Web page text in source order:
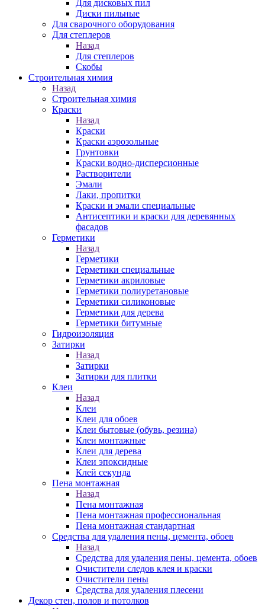
Для дисковых пил
Диски пильные
Для сварочного оборудования
Для степлеров
Назад
Для степлеров
Скобы
Строительная химия
Назад
Строительная химия
Краски
Назад
Краски
Краски аэрозольные
Грунтовки
Краски водно-дисперсионные
Растворители
Эмали
Лаки, пропитки
Краски и эмали специальные
Антисептики и краски для деревянных
фасадов
Герметики
Назад
Герметики
Герметики специальные
Герметики акриловые
Герметики полиуретановые
Герметики силиконовые
Герметики для дерева
Герметики битумные
Гидроизоляция
Затирки
Назад
Затирки
Затирки для плитки
Клеи
Назад
Клеи
Клеи для обоев
Клеи бытовые (обувь, резина)
Клеи монтажные
Клеи для дерева
Клеи эпоксидные
Клей секунда
Пена монтажная
Назад
Пена монтажная
Пена монтажная профессиональная
Пена монтажная стандартная
Средства для удаления пены, цемента, обоев
Назад
Средства для удаления пены, цемента, обоев
Очистители следов клея и краски
Очистители пены
Средства для удаления плесени
Декор стен, полов и потолков